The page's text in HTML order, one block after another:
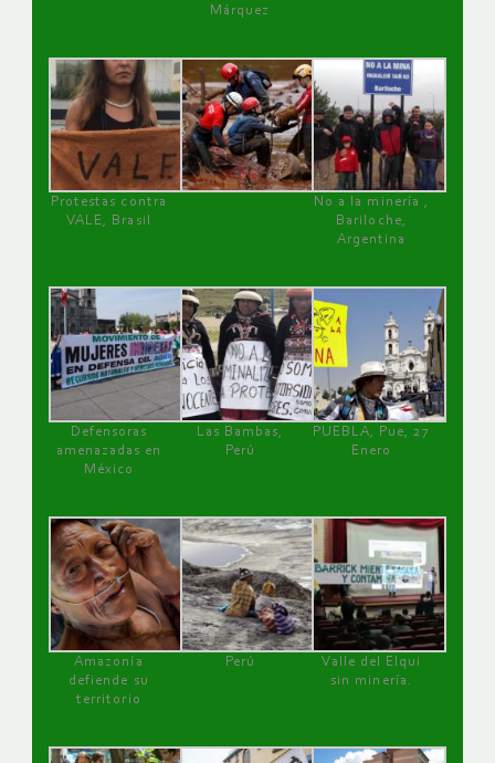
Márquez
Protestas contra
VALE, Brasil
No a la minería ,
Bariloche,
Argentina
Defensoras
amenazadas en
México
Las Bambas,
Perú
PUEBLA, Pue, 27
Enero
Amazonía
defiende su
territorio
Perú
Valle del Elqui
sin minería.